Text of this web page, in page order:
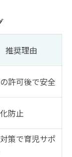
推奨理由
許可後で安全
防止
策で育児サポ